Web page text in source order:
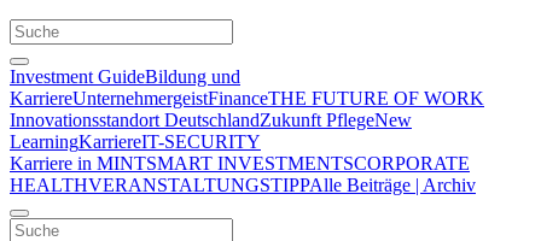
Investment GuideBildung und
KarriereUnternehmergeistFinanceTHE FUTURE OF WORK
Innovationsstandort DeutschlandZukunft PflegeNew
LearningKarriereIT-SECURITY
Karriere in MINTSMART INVESTMENTSCORPORATE
HEALTHVERANSTALTUNGSTIPPAlle Beiträge | Archiv